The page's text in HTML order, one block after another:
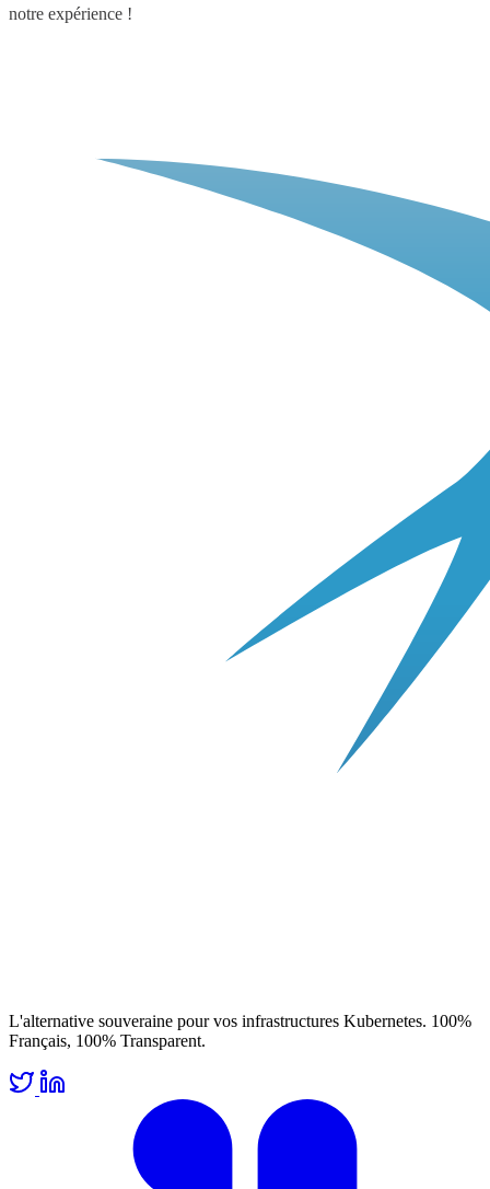
notre expérience !
L'alternative souveraine pour vos infrastructures Kubernetes. 100%
Français, 100% Transparent.